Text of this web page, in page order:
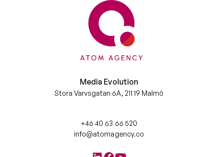
Media Evolution
Stora Varvsgatan 6A, 211 19 Malmö
+46 40 63 66 520
info@atomagency.co